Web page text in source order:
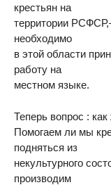
крестьян на
территории
необходимо
в этой области
работу на
местном языке.
Теперь вопрос :
Помогаем ли мы
подняться из
некультурного
производим